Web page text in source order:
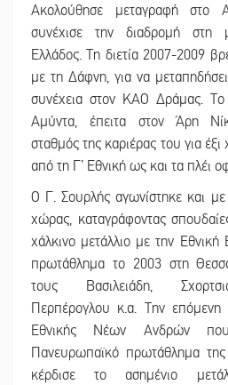
Ακολούθησε μεταγραφή στο
συνέχισε την διαδρομή στη
Ελλάδος. Τη διετία 2007-2009
με τη Δάφνη, για να
συνέχεια στον ΚΑΟ Δράμας. Το
Αμύντα, έπειτα στον Άρη
σταθμός της καριέρας του για
από τη Γ’ Εθνική ως και τα πλέι
Ο Γ. Σουρλής αγωνίστηκε και με
χώρας, καταγράφοντας
χάλκινο μετάλλιο με την
πρωτάθλημα το 2003 στη
τους Βασιλειάδη,
Περπέρογλου κ.α. Την επόμενη
Εθνικής Νέων Ανδρών
Πανευρωπαϊκό πρωτάθλημα
κέρδισε το ασημένιο